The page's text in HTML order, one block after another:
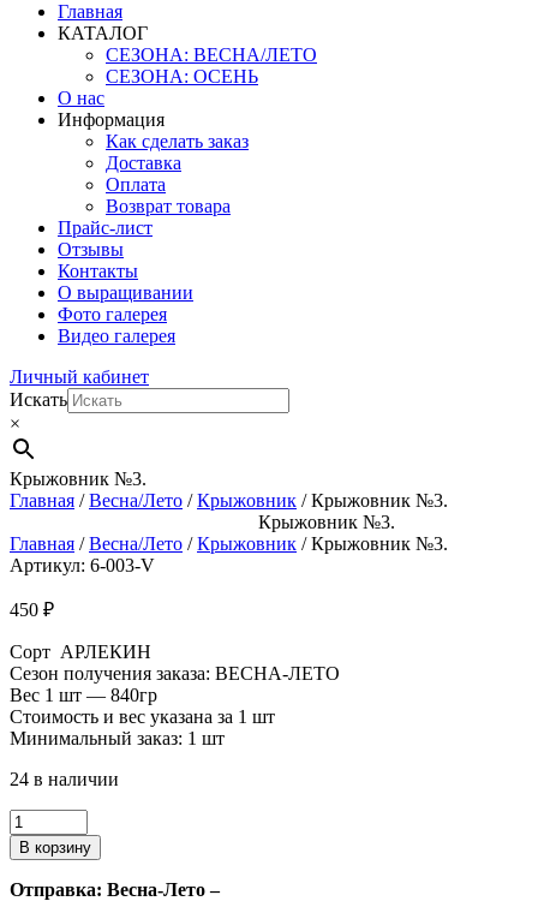
Главная
КАТАЛОГ
СЕЗОНА: ВЕСНА/ЛЕТО
СЕЗОНА: ОСЕНЬ
О нас
Информация
Как сделать заказ
Доставка
Оплата
Возврат товара
Прайс-лист
Отзывы
Контакты
О выращивании
Фото галерея
Видео галерея
Личный кабинет
Искать
×
Крыжовник №3.
Главная /Весна/Лето /Крыжовник / Крыжовник №3.
Крыжовник №3.
Главная /Весна/Лето /Крыжовник / Крыжовник №3.
Артикул: 6-003-V
450 ₽
Сорт АРЛЕКИН
Сезон получения заказа: ВЕСНА-ЛЕТО
Вес 1 шт — 840гр
Стоимость и вес указана за 1 шт
Минимальный заказ: 1 шт
24 в наличии
Количество
товара
Крыжовник
№3.
В корзину
Отправка: Весна-Лето –